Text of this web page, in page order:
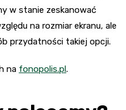
w stanie zeskanować
na rozmiar ekranu, ale
przydatności takiej opcji.
na fonopolis.pl.